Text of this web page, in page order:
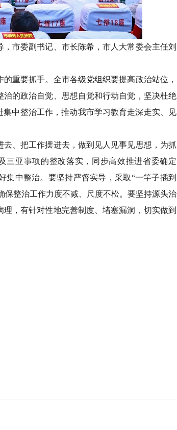
市委副书记、市长陈希，市人大常委会主任刘
重要抓手。全市各级党组织要提高政治站位，
的政治自觉、思想自觉和行动自觉，坚决杜绝
中整治工作，推动我市学习教育走深走实、见
、把工作摆进去，做到见人见事见思想，为抓
三亚事项的整改落实，同步高效推进省委确定
集中整治。要坚持严督实导，采取“一竿子插到
保整治工作力度不减、尺度不松。要坚持源头治
，有针对性地完善制度、堵塞漏洞，切实做到